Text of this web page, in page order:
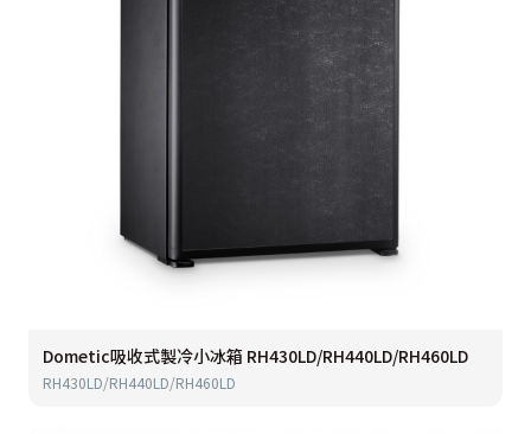
Dometic吸收式製冷小冰箱 RH430LD/RH440LD/RH460LD
RH430LD/RH440LD/RH460LD